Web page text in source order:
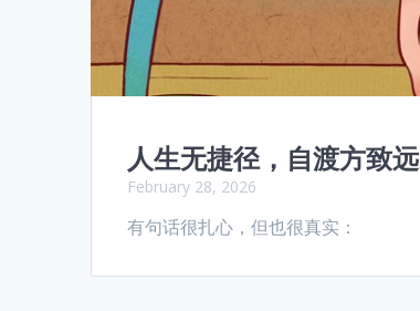
人生无捷径，自渡方致远
February 28, 2026
有句话很扎心，但也很真实：